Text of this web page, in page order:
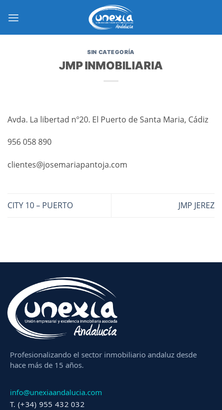
SIN CATEGORÍA
JMP INMOBILIARIA
Avda. La libertad nº20. El Puerto de Santa Maria, Cádiz
956 058 890
clientes@josemariapantoja.com
CITY 10 – PUERTO JMP JEREZ
Profesionalizando el sector inmobiliario andaluz desde
hace más de 15 años.
info@unexiaandalucia.com
T. (+34) 955 432 032